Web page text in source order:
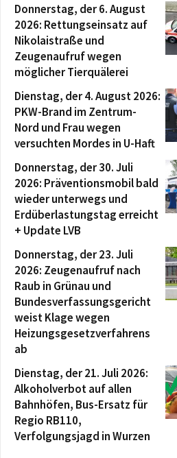
Donnerstag, der 6. August
2026: Rettungseinsatz auf
Nikolaistraße und
Zeugenaufruf wegen
möglicher Tierquälerei
Dienstag, der 4. August 2026:
PKW-Brand im Zentrum-
Nord und Frau wegen
versuchten Mordes in U-Haft
Donnerstag, der 30. Juli
2026: Präventionsmobil bald
wieder unterwegs und
Erdüberlastungstag erreicht
+ Update LVB
Donnerstag, der 23. Juli
2026: Zeugenaufruf nach
Raub in Grünau und
Bundesverfassungsgericht
weist Klage wegen
Heizungsgesetzverfahrens
ab
Dienstag, der 21. Juli 2026:
Alkoholverbot auf allen
Bahnhöfen, Bus-Ersatz für
Regio RB110,
Verfolgungsjagd in Wurzen